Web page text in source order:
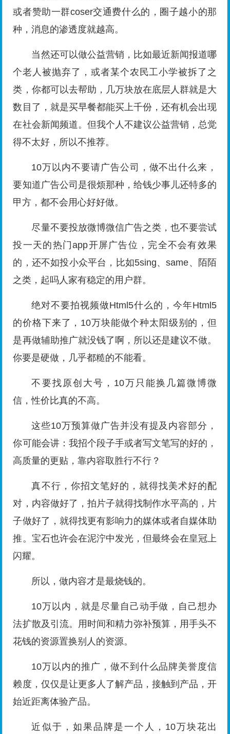
或者赞助一群coser交通费什么的，圈子越小的那
种，消息的渗透度就越高。
当然还可以做公益营销，比如最近新闻报道哪
个老人被抛弃了，或者某个农民工小学被拆了之
类，你都可以去帮助，几万块放在底层人群就是大
数目了，就是买早餐都能买上千份，还有机会出现
在社会新闻频道。但我个人不建议公益营销，总觉
得不太好，所以不推荐。
10万以内不要请广告公司，做不出什么来，
要知道广告公司是很烦那种，给钱少事儿还特多的
甲方，都不会用心好好做。
尽量不要投放微博微信广告之类，也不要尝试
投一天的热门app开屏广告位，完全不会有效果
的，还不如投小众平台，比如5sing、same、陌陌
之类，起吗人家有稳定的用户群。
绝对不要拍视频做Html5什么的，今年Html5
的价格下来了，10万块能做个种太阳级别的，但
是再做辅助推广就没钱了啊，所以还是建议不做。
你要是硬做，几乎都糙的不能看。
不要找原创大号，10万只能换几篇微博微
信，性价比真的不高。
这些10万预算做广告并没有提及内容部分，
你可能会讲：我招个段子手或者写文笔写的好的，
高质量的更贴，靠内容取胜行不行？
真不行，你招文笔好的，就得找美术好的配
对，内容做好了，拍片子就得找制作水平高的，片
子做好了，就得找更有影响力的媒体或者自媒体助
推。宝石也许会在泥泞中发光，但最终会在皇冠上
闪耀。
所以，做内容才是最烧钱的。
10万以内，就是尽量自己动手做，自己想办
法扩散及引流。用时间和精力弥补预算，用手头不
花钱的资源置换别人的资源。
10万以内的推广，做不到什么品牌美誉度信
赖度，仅仅是让更多人了解产品，接触到产品，开
始近距离体验产品。
近似于，如果品牌是一个人，10万块花出